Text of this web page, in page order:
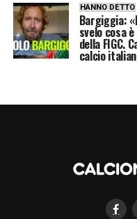
HANNO DETTO
Bargiggia:
svelo cosa
della FIGC.
calcio